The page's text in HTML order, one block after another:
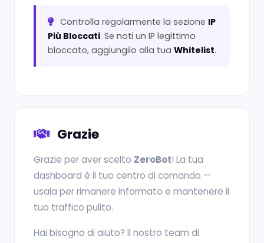
Controlla regolarmente la sezione IP
Più Bloccati. Se noti un IP legittimo
bloccato, aggiungilo alla tua Whitelist.
Grazie
Grazie per aver scelto ZeroBot! La tua
dashboard è il tuo centro di comando —
usala per rimanere informato e mantenere il
tuo traffico pulito.
Hai bisogno di aiuto? Il nostro team di